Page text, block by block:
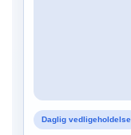
Daglig vedligeholdelse